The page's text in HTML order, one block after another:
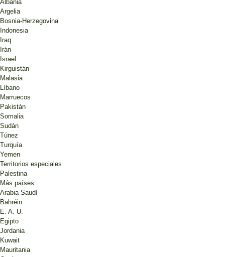
Albania
Argelia
Bosnia-Herzegovina
Indonesia
Iraq
Irán
Israel
Kirguistán
Malasia
Líbano
Marruecos
Pakistán
Somalia
Sudán
Túnez
Turquía
Yemen
Territorios especiales
Palestina
Más países
Arabia Saudí
Bahréin
E. A. U.
Egipto
Jordania
Kuwait
Mauritania